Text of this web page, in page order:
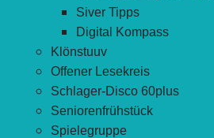
Siver Tipps
Digital Kompass
Klönstuuv
Offener Lesekreis
Schlager-Disco 60plus
Seniorenfrühstück
Spielegruppe